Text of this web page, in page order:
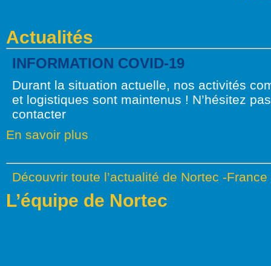
Actualités
INFORMATION COVID-19
Durant la situation actuelle, nos activités
et logistiques sont maintenus ! N’hésitez
contacter
En savoir plus
Découvrir toute l’actualité de Nortec -France
L’équipe de Nortec